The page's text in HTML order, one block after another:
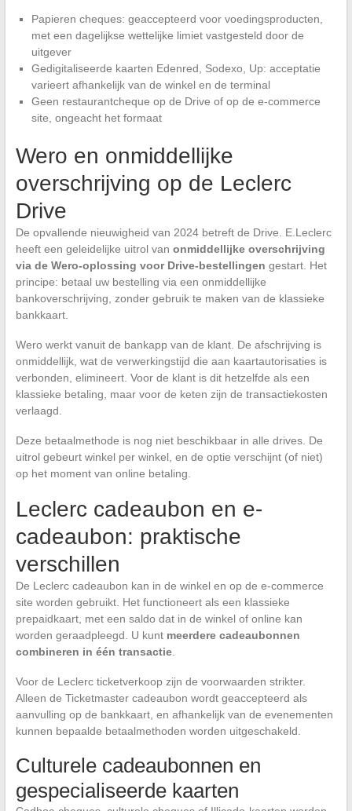
Papieren cheques: geaccepteerd voor voedingsproducten,
met een dagelijkse wettelijke limiet vastgesteld door de
uitgever
Gedigitaliseerde kaarten Edenred, Sodexo, Up: acceptatie
varieert afhankelijk van de winkel en de terminal
Geen restaurantcheque op de Drive of op de e-commerce
site, ongeacht het formaat
Wero en onmiddellijke
overschrijving op de Leclerc
Drive
De opvallende nieuwigheid van 2024 betreft de Drive. E.Leclerc
heeft een geleidelijke uitrol van onmiddellijke overschrijving
via de Wero-oplossing voor Drive-bestellingen gestart. Het
principe: betaal uw bestelling via een onmiddellijke
bankoverschrijving, zonder gebruik te maken van de klassieke
bankkaart.
Wero werkt vanuit de bankapp van de klant. De afschrijving is
onmiddellijk, wat de verwerkingstijd die aan kaartautorisaties is
verbonden, elimineert. Voor de klant is dit hetzelfde als een
klassieke betaling, maar voor de keten zijn de transactiekosten
verlaagd.
Deze betaalmethode is nog niet beschikbaar in alle drives. De
uitrol gebeurt winkel per winkel, en de optie verschijnt (of niet)
op het moment van online betaling.
Leclerc cadeaubon en e-
cadeaubon: praktische
verschillen
De Leclerc cadeaubon kan in de winkel en op de e-commerce
site worden gebruikt. Het functioneert als een klassieke
prepaidkaart, met een saldo dat in de winkel of online kan
worden geraadpleegd. U kunt meerdere cadeaubonnen
combineren in één transactie.
Voor de Leclerc ticketverkoop zijn de voorwaarden strikter.
Alleen de Ticketmaster cadeaubon wordt geaccepteerd als
aanvulling op de bankkaart, en afhankelijk van de evenementen
kunnen bepaalde betaalmethoden worden uitgeschakeld.
Culturele cadeaubonnen en
gespecialiseerde kaarten